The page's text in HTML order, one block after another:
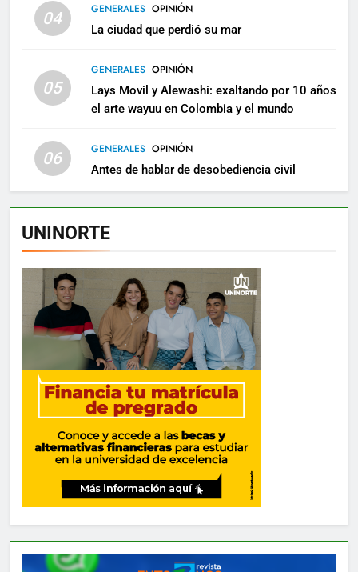
04 GENERALES OPINIÓN
La ciudad que perdió su mar
05
GENERALES OPINIÓN
Lays Movil y Alewashi: exaltando por 10 años
el arte wayuu en Colombia y el mundo
06 GENERALES OPINIÓN
Antes de hablar de desobediencia civil
UNINORTE